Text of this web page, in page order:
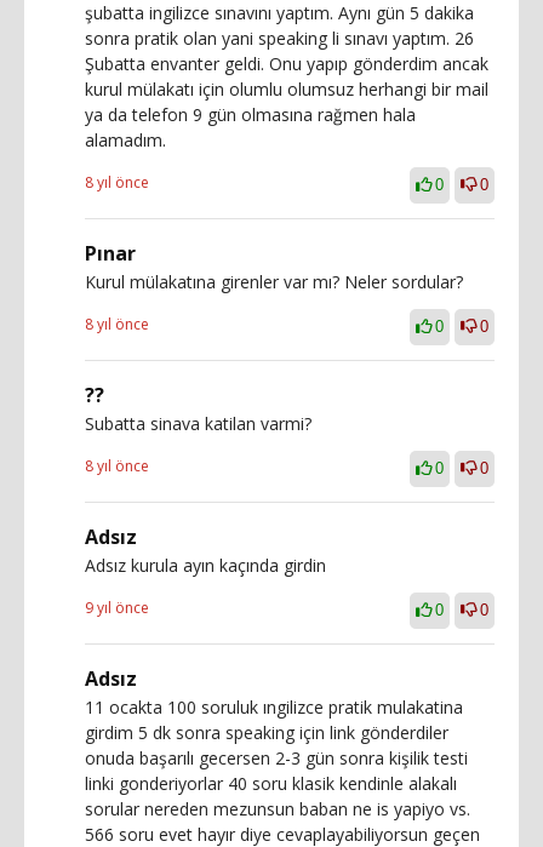
şubatta ingilizce sınavını yaptım. Aynı gün 5 dakika
sonra pratik olan yani speaking li sınavı yaptım. 26
Şubatta envanter geldi. Onu yapıp gönderdim ancak
kurul mülakatı için olumlu olumsuz herhangi bir mail
ya da telefon 9 gün olmasına rağmen hala
alamadım.
8 yıl önce 0 0
Pınar
Kurul mülakatına girenler var mı? Neler sordular?
8 yıl önce 0 0
??
Subatta sinava katilan varmi?
8 yıl önce 0 0
Adsız
Adsız kurula ayın kaçında girdin
9 yıl önce 0 0
Adsız
11 ocakta 100 soruluk ıngilizce pratik mulakatina
girdim 5 dk sonra speaking için link gönderdiler
onuda başarılı gecersen 2-3 gün sonra kişilik testi
linki gonderiyorlar 40 soru klasik kendinle alakalı
sorular nereden mezunsun baban ne is yapiyo vs.
566 soru evet hayır diye cevaplayabiliyorsun geçen